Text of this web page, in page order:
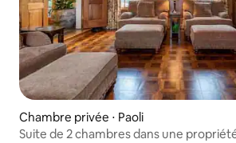
Chambre privée ⋅ Paoli
Suite de 2 chambres dans une